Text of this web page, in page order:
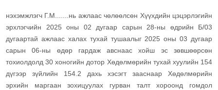
нэхэмжлэгч Г.М.......нь ажлаас чөлөөлсөн Хүүхдийн цэцэрлэгийн
эрхлэгчийн 2025 оны 02 дугаар сарын 28-ны өдрийн Б/03
дугаартай ажлаас халах тухай тушаалыг 2025 оны 03 дугаар
сарын 06-ны өдөр гардаж авснаас хойш эс зөвшөөрсөн
тохиолдолд 30 хоногийн дотор Хөдөлмөрийн тухай хуулийн 154
дүгээр зүйлийн 154.2 дахь хэсэгт зааснаар Хөдөлмөрийн
эрхийн маргаан зохицуулах гурван талт хороонд гомдол